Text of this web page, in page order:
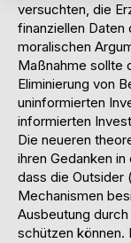
versuchten, die
finanziellen Daten
moralischen
Maßnahme sollte
Eliminierung von
uninformierten
informierten
Die neueren
ihren Gedanken
dass die Outsider
Mechanismen
Ausbeutung
schützen